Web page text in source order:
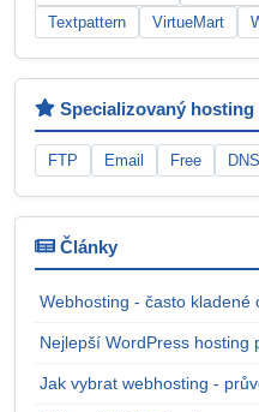
Textpattern
VirtueMart
Specializovaný hosting
FTP Email Free DNS
Články
Webhosting - často kladené
Nejlepší WordPress hosting
Jak vybrat webhosting -